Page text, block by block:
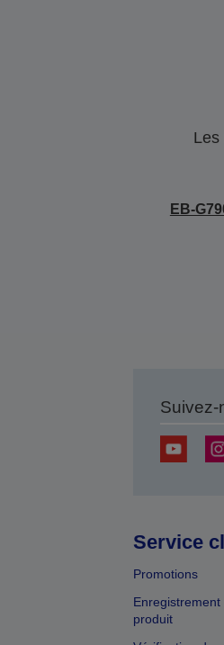
Les
EB-
Suivez-
Service
Promotions
Enregistrement
produit